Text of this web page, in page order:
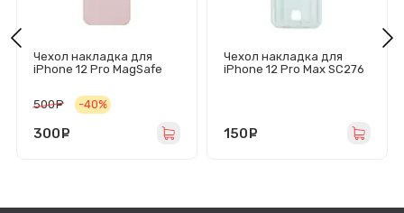
Чехол накладка для
iPhone 12 Pro MagSafe
500 руб.
-40%
300
Чехол накладка для
iPhone 12 Pro Max SC276
150